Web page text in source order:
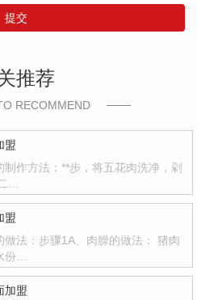
提交
推荐
RECOMMEND
盟
制作方法：**步，将五花肉洗净，剁
…
盟
做法：步骤1A、肉臊的做法： 猪肉
份…
加盟